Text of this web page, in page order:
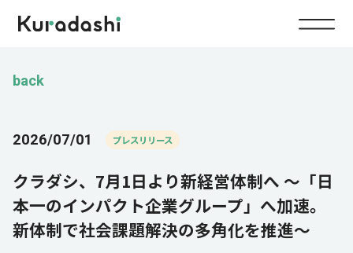
Top
Service
Food
Energy
Impact
Company
back
2026/07/01 プレスリリース
クラダシ、7月1日より新経営体制へ ～「日
本一のインパクト企業グループ」へ加速。
新体制で社会課題解決の多角化を推進～